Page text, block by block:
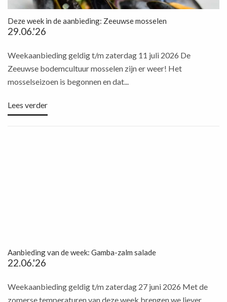
Deze week in de aanbieding: Zeeuwse mosselen
29.06.'26
Weekaanbieding geldig t/m zaterdag 11 juli 2026 De
Zeeuwse bodemcultuur mosselen zijn er weer! Het
mosselseizoen is begonnen en dat...
Lees verder
Aanbieding van de week: Gamba-zalm salade
22.06.'26
Weekaanbieding geldig t/m zaterdag 27 juni 2026 Met de
zomerse temperaturen van deze week brengen we liever